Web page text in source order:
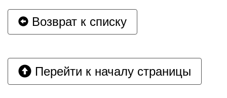
Возврат к списку
Перейти к началу страницы